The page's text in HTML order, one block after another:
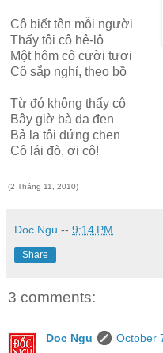
Cô biết tên mỗi người
Thấy tôi cô hê-lô
Một hôm cô cười tươi
Cô sắp nghỉ, theo bồ
Từ đó không thấy cô
Bây giờ bà da đen
Bả la tôi đứng chen
Cô lái đò, ơi cô!
(2 Tháng 11, 2010)
Doc Ngu -- 9:14 PM
Share
3 comments:
Doc Ngu
October